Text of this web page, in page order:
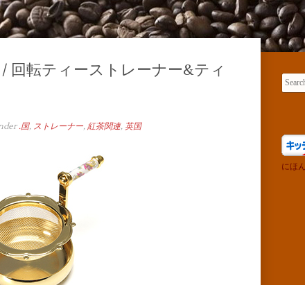
転ティーストレーナー&ティ
.国, ストレーナー, 紅茶関連, 英国
にほ